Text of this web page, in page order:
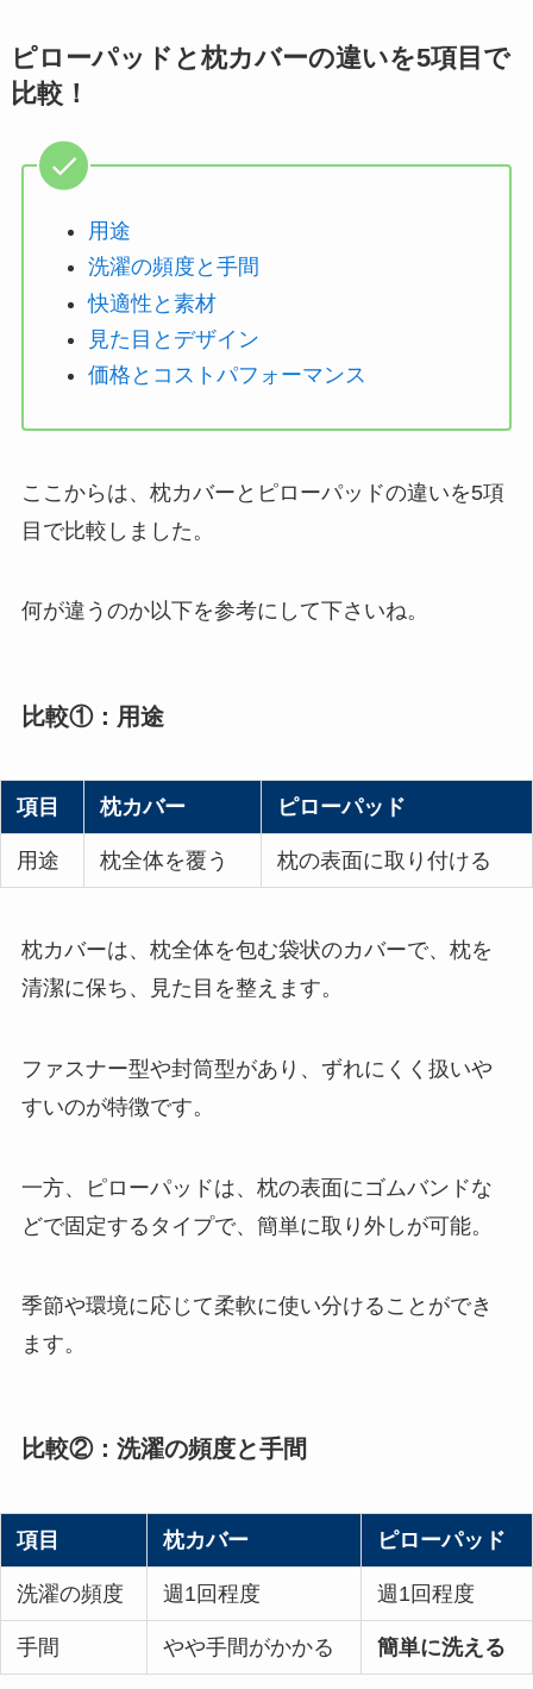
ピローパッドと枕カバーの違いを5項目で
比較！
用途
洗濯の頻度と手間
快適性と素材
見た目とデザイン
価格とコストパフォーマンス
ここからは、枕カバーとピローパッドの違いを5項
目で比較しました。
何が違うのか以下を参考にして下さいね。
比較①：用途
項目 枕カバー ピローパッド
用途 枕全体を覆う 枕の表面に取り付ける
枕カバーは、枕全体を包む袋状のカバーで、枕を
清潔に保ち、見た目を整えます。
ファスナー型や封筒型があり、ずれにくく扱いや
すいのが特徴です。
一方、ピローパッドは、枕の表面にゴムバンドな
どで固定するタイプで、簡単に取り外しが可能。
季節や環境に応じて柔軟に使い分けることができ
ます​​。
比較②：洗濯の頻度と手間
項目 枕カバー ピローパッド
洗濯の頻度 週1回程度 週1回程度
手間 やや手間がかかる 簡単に洗える